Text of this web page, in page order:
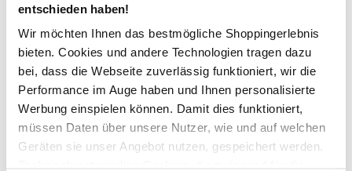
entschieden haben!
Wir möchten Ihnen das bestmögliche Shoppingerlebnis
bieten. Cookies und andere Technologien tragen dazu
bei, dass die Webseite zuverlässig funktioniert, wir die
Performance im Auge haben und Ihnen personalisierte
Werbung einspielen können. Damit dies funktioniert,
müssen Daten über unsere Nutzer, wie und auf welchen
Geräten sie unser Angebot nutzen, gespeichert werden.
Jungen T-Shirt
Lässiges Jungen T-Shirt von Tom Tailor
Oversized Fit mit leicht überschnittenen Schultern für einen
modernen Look